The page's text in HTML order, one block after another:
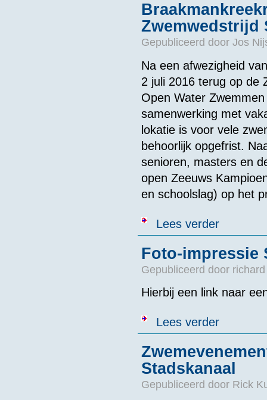
Zwemwedstrijd
Gepubliceerd door Jos
Na een afwezigheid
2 juli 2016 terug op de
Open Water
samenwerking met
lokatie is voor vele
behoorlijk opgefrist.
senioren, masters en
open Zeeuws
en schoolslag) op het
Lees verderover
Foto-impressie
Gepubliceerd door
Hierbij een link naar
Lees verderover Foto-
Stadskanaal
Gepubliceerd door Rick